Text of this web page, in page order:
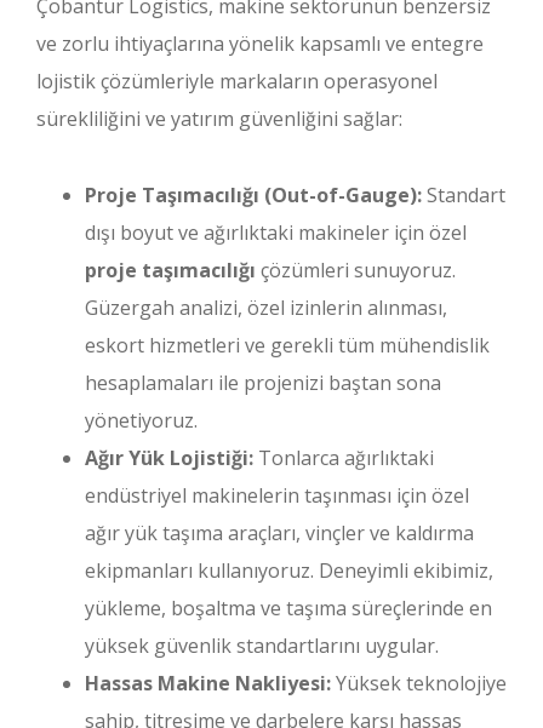
Çobantur Logistics, makine sektörünün benzersiz
ve zorlu ihtiyaçlarına yönelik kapsamlı ve entegre
lojistik çözümleriyle markaların operasyonel
sürekliliğini ve yatırım güvenliğini sağlar:
Proje Taşımacılığı (Out-of-Gauge):Standart
dışı boyut ve ağırlıktaki makineler için özel
proje taşımacılığı çözümleri sunuyoruz.
Güzergah analizi, özel izinlerin alınması,
eskort hizmetleri ve gerekli tüm mühendislik
hesaplamaları ile projenizi baştan sona
yönetiyoruz.
Ağır Yük Lojistiği: Tonlarca ağırlıktaki
endüstriyel makinelerin taşınması için özel
ağır yük taşıma araçları, vinçler ve kaldırma
ekipmanları kullanıyoruz. Deneyimli ekibimiz,
yükleme, boşaltma ve taşıma süreçlerinde en
yüksek güvenlik standartlarını uygular.
Hassas Makine Nakliyesi:Yüksek teknolojiye
sahip, titreşime ve darbelere karşı hassas